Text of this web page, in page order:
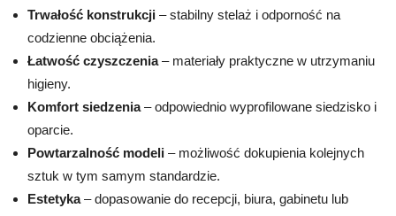
Trwałość konstrukcji – stabilny stelaż i odporność na
codzienne obciążenia.
Łatwość czyszczenia– materiały praktyczne w utrzymaniu
higieny.
Komfort siedzenia– odpowiednio wyprofilowane siedzisko i
oparcie.
Powtarzalność modeli – możliwość dokupienia kolejnych
sztuk w tym samym standardzie.
Estetyka– dopasowanie do recepcji, biura, gabinetu lub